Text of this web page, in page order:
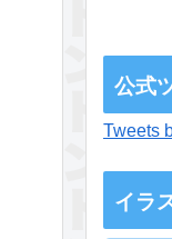
公式
Tweets
イラ